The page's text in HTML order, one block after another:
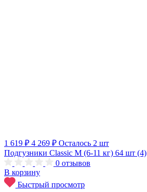
1 619 ₽ 4 269 ₽ Осталось 2 шт
Подгузники Classic M (6-11 кг) 64 шт (4)
0 отзывов
В корзину
Быстрый просмотр